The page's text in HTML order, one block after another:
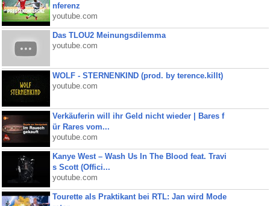
nferenz
youtube.com
Das TLOU2 Meinungsdilemma
youtube.com
WOLF - STERNENKIND (prod. by terence.killt)
youtube.com
Verkäuferin will ihr Geld nicht wieder | Bares f
ür Rares vom...
youtube.com
Kanye West – Wash Us In The Blood feat. Travi
s Scott (Offici...
youtube.com
Tourette als Praktikant bei RTL: Jan wird Mode